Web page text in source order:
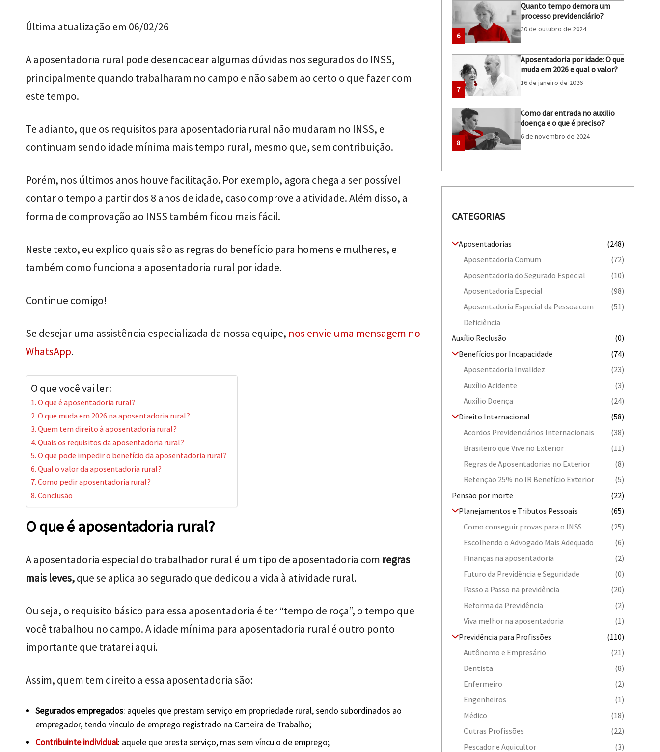
Última atualização em 06/02/26
A aposentadoria rural pode desencadear algumas dúvidas nos segurados do INSS,
principalmente quando trabalharam no campo e não sabem ao certo o que fazer com
este tempo.
Te adianto, que os requisitos para aposentadoria rural não mudaram no INSS, e
continuam sendo idade mínima mais tempo rural, mesmo que, sem contribuição.
Porém, nos últimos anos houve facilitação. Por exemplo, agora chega a ser possível
contar o tempo a partir dos 8 anos de idade, caso comprove a atividade. Além disso, a
forma de comprovação ao INSS também ficou mais fácil.
Neste texto, eu explico quais são as regras do benefício para homens e mulheres, e
também como funciona a aposentadoria rural por idade.
Continue comigo!
Se desejar uma assistência especializada da nossa equipe, nos envie uma mensagem no
WhatsApp.
O que você vai ler:
O que é aposentadoria rural?
O que muda em 2026 na aposentadoria rural?
Quem tem direito à aposentadoria rural?
Quais os requisitos da aposentadoria rural?
O que pode impedir o benefício da aposentadoria rural?
Qual o valor da aposentadoria rural?
Como pedir aposentadoria rural?
Conclusão
O que é aposentadoria rural?
A aposentadoria especial do trabalhador rural é um tipo de aposentadoria com regras
mais leves,que se aplica ao segurado que dedicou a vida à atividade rural.
Ou seja, o requisito básico para essa aposentadoria é ter “tempo de roça”, o tempo que
você trabalhou no campo. A idade mínima para aposentadoria rural é outro ponto
importante que tratarei aqui.
Assim, quem tem direito a essa aposentadoria são:
Segurados empregados: aqueles que prestam serviço em propriedade rural, sendo subordinados ao
empregador, tendo vínculo de emprego registrado na Carteira de Trabalho;
Contribuinte individual: aquele que presta serviço, mas sem vínculo de emprego;
6
Quanto tempo demora um
processo previdenciário?
30 de outubro de 2024
7
Aposentadoria por idade: O que
muda em 2026 e qual o valor?
16 de janeiro de 2026
8
Como dar entrada no auxilio
doença e o que é preciso?
6 de novembro de 2024
CATEGORIAS
Aposentadorias
(248)
Aposentadoria Comum
(72)
Aposentadoria do Segurado Especial
(10)
Aposentadoria Especial
(98)
Aposentadoria Especial da Pessoa com
Deficiência
(51)
Auxílio Reclusão
(0)
Benefícios por Incapacidade
(74)
Aposentadoria Invalidez
(23)
Auxílio Acidente
(3)
Auxílio Doença
(24)
Direito Internacional
(58)
Acordos Previdenciários Internacionais
(38)
Brasileiro que Vive no Exterior
(11)
Regras de Aposentadorias no Exterior
(8)
Retenção 25% no IR Benefício Exterior
(5)
Pensão por morte
(22)
Planejamentos e Tributos Pessoais
(65)
Como conseguir provas para o INSS
(25)
Escolhendo o Advogado Mais Adequado
(6)
Finanças na aposentadoria
(2)
Futuro da Previdência e Seguridade
(0)
Passo a Passo na previdência
(20)
Reforma da Previdência
(2)
Viva melhor na aposentadoria
(1)
Previdência para Profissões
(110)
Autônomo e Empresário
(21)
Dentista
(8)
Enfermeiro
(2)
Engenheiros
(1)
Médico
(18)
Outras Profissões
(22)
Pescador e Aquicultor
(3)